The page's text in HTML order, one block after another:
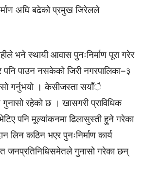
अघि बढेको प्रमुख जिरेलले
भने स्थायी आवास पुनःनिर्माण पूरा गरेर
पनि पाउन नसकेको जिरी नगरपालिका–३
गर्नुभयो । केसीजस्ता सयाँै
रहेको छ । खासगरी प्राविधिक
पनि मूल्यांकनमा ढिलासुस्ती हुने गरेका
लिन कठिन भएर पुनःनिर्माण कार्य
जनप्रतिनिधिसमेतले गुनासो गरेका छन्